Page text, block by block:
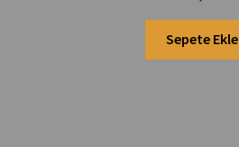
Sepete Ekle